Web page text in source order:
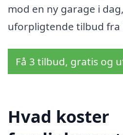
mod en ny garage i
uforpligtende tilbud fra
Få 3 tilbud, gratis og
Hvad koster